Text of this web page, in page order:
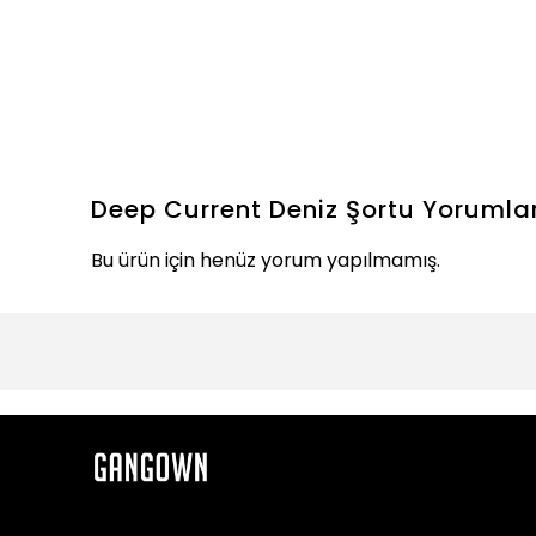
Deep Current Deniz Şortu
Bu ürün için henüz yorum yapılmamış.